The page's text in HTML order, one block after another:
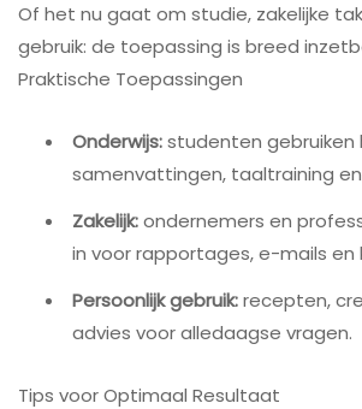
Of het nu gaat om studie, zakelijke
gebruik: de toepassing is breed
Praktische Toepassingen
Onderwijs:studenten gebruiken
samenvattingen, taaltraining en
Zakelijk:ondernemers en
in voor rapportages, e-mails en
Persoonlijk gebruik:recepten,
advies voor alledaagse vragen.
Tips voor Optimaal Resultaat